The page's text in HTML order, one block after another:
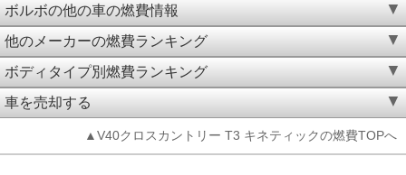
ボルボの他の車の燃費情報
他のメーカーの燃費ランキング
ボディタイプ別燃費ランキング
車を売却する
▲V40クロスカントリー T3 キネティックの燃費TOPへ